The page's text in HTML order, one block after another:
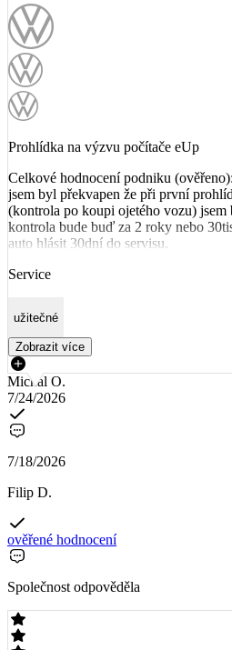
Prohlídka na výzvu počítače eUp
Celkové hodnocení podniku
jsem byl překvapen že při první
(kontrola po koupi ojetého vozu)
kontrola bude buď za 2 roky nebo
auto hlásit 30dní do servisu.
Service
užitečné
Zobrazit více
Michal O.
7/24/2026
7/18/2026
Filip D.
ověřené hodnocení
Společnost odpověděla